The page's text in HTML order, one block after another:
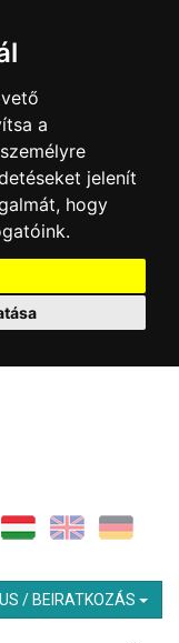
a
jelenít
hogy
/ BEIRATKOZÁS